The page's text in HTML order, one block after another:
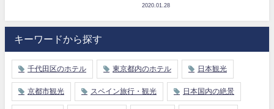
2020.01.28
キーワードから探す
千代田区のホテル 東京都内のホテル 日本観光
京都市観光 スペイン旅行・観光 日本国内の絶景